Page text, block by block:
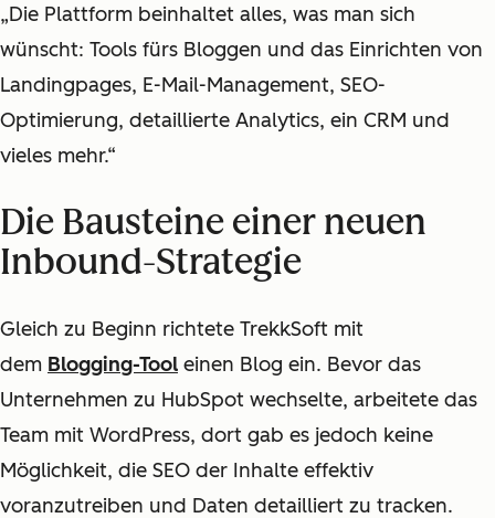
„Die Plattform beinhaltet alles, was man sich
wünscht: Tools fürs Bloggen und das Einrichten von
Landingpages, E-Mail-Management, SEO-
Optimierung, detaillierte Analytics, ein CRM und
vieles mehr.“
Die Bausteine einer neuen
Inbound-Strategie
Gleich zu Beginn richtete TrekkSoft mit
dem Blogging-Tool einen Blog ein. Bevor das
Unternehmen zu HubSpot wechselte, arbeitete das
Team mit WordPress, dort gab es jedoch keine
Möglichkeit, die SEO der Inhalte effektiv
voranzutreiben und Daten detailliert zu tracken.